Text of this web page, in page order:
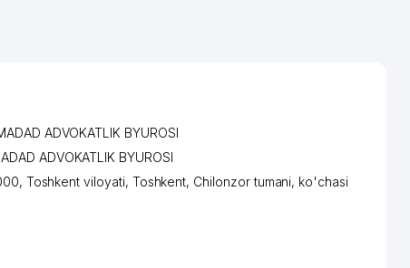
ADVOKATLIK BYUROSI
ADVOKATLIK BYUROSI
Toshkent viloyati, Toshkent, Chilonzor tumani, ko'chasi